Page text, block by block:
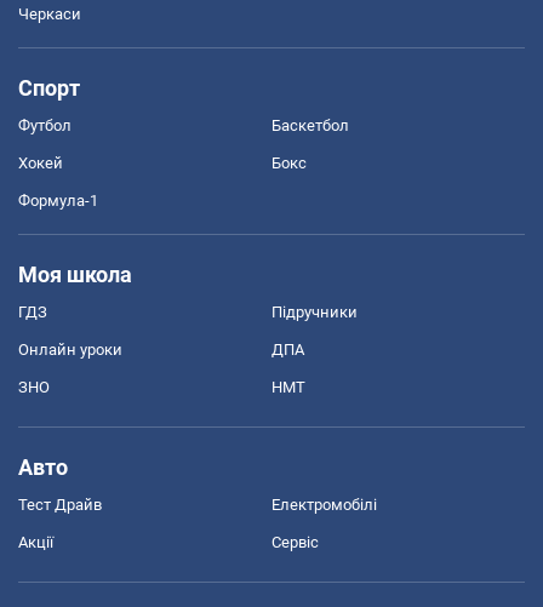
Черкаси
Спорт
Футбол Баскетбол
Хокей Бокс
Формула-1
Моя школа
ГДЗ Підручники
Онлайн уроки ДПА
ЗНО НМТ
Авто
Тест Драйв Електромобілі
Акції Сервіс